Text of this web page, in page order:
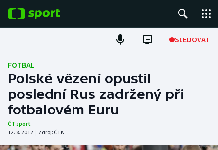
SLEDOVAT
Fotbal
Hokej
Tenis
Atletika
FOTBAL
Polské vězení opustil
poslední Rus zadržený při
fotbalovém Euru
ČT sport
12. 8. 2012 | Zdroj: ČTK